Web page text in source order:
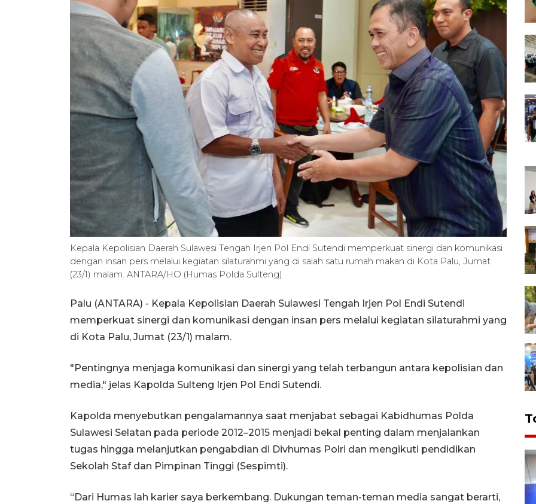
Kepala Kepolisian Daerah Sulawesi Tengah Irjen Pol Endi Sutendi memperkuat sinergi dan komunikasi
dengan insan pers melalui kegiatan silaturahmi yang di salah satu rumah makan di Kota Palu, Jumat
(23/1) malam. ANTARA/HO (Humas Polda Sulteng)
Palu (ANTARA) - Kepala Kepolisian Daerah Sulawesi Tengah Irjen Pol Endi Sutendi
memperkuat sinergi dan komunikasi dengan insan pers melalui kegiatan silaturahmi yang
di Kota Palu, Jumat (23/1) malam.
"Pentingnya menjaga komunikasi dan sinergi yang telah terbangun antara kepolisian dan
media," jelas Kapolda Sulteng Irjen Pol Endi Sutendi.
Kapolda menyebutkan pengalamannya saat menjabat sebagai Kabidhumas Polda
Sulawesi Selatan pada periode 2012–2015 menjadi bekal penting dalam menjalankan
tugas hingga melanjutkan pengabdian di Divhumas Polri dan mengikuti pendidikan
Sekolah Staf dan Pimpinan Tinggi (Sespimti).
“Dari Humas lah karier saya berkembang. Dukungan teman-teman media sangat berarti,